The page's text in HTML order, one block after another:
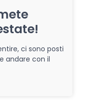
ci sono posti
andare con il